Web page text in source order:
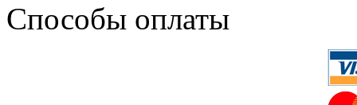
Способы оплаты